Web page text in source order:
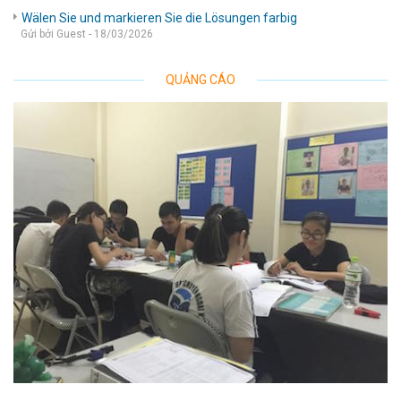
Wälen Sie und markieren Sie die Lösungen farbig
Gửi bởi Guest - 18/03/2026
QUẢNG CÁO